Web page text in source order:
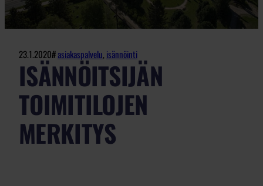
23.1.2020#asiakaspalvelu, isännöinti
ISÄNNÖITSIJÄN
TOIMITILOJEN
MERKITYS